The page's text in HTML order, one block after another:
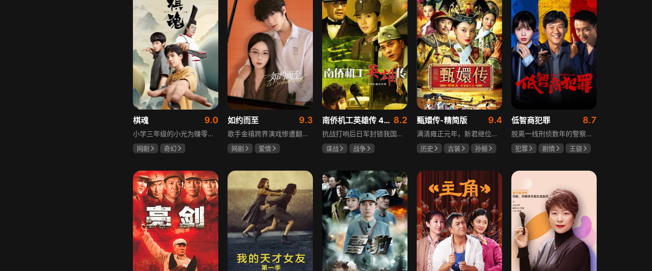
棋魂 9.0
小学三年级的小光为赚零用钱到爷爷家寻宝，偶然翻出旧棋盘，接触棋盘的一瞬间，附身棋盘中的棋士褚嬴的灵魂进入了小光体内。后来小光在学校围棋会所结识少年天才小亮，为测试褚嬴实力，小光贸然与小亮对弈并小胜，他误以为褚嬴棋力平平，小亮却大受打击。数日后小亮再次挑战，再次惨败在褚嬴手下，二人从此成了相爱相杀的棋坛宿敌。在褚嬴指导下，小光进步神速，逐渐对围棋产生兴趣，最终在全国大赛与小亮激战中，褚嬴下出绝妙一局，小光却看出更高一着，终于在自己努力、褚嬴帮助和与小亮的磨练中，独立对弈，燃起真正的棋魂。
网剧
奇幻
如约而至 9.3
歌手金禧跨界演戏惨遭翻车，全网群嘲演技拉胯！不服输的他另辟蹊径，转行试水音乐剧，誓要逆袭打脸。机缘巧合下，他对高冷硬核的金牌音乐剧导演宁瑾一见心动，两人意外留下暧昧一吻，转头试镜现场再度狭路相逢。 宁瑾本就抵触偶像跨界，对半路空降的流量新人金禧百般严苛，花式魔鬼训练轮番上线。金禧顶住剧团前辈排挤、同行暗算、舆论刁难等重重危机，日夜苦练打磨演技，慢慢褪去偶像光环、解锁真实自我，一点点打动高冷导演和剧团众人。 一路走来，二人历经误会争执、事业危机、亲情心结、分手磨合多重考验，在并肩拯救濒临倒闭的剧团、携手打磨《倩女幽魂》剧目、共渡舞台难关的过程中，情愫渐生、双向治愈。最终剧目首演大获成功，叛逆
网剧
爱情
南侨机工英雄传 43集版 8.2
抗战打响后日军封锁我国运输路线，神鼓滇缅公路撑起抗战后勤补给，因急缺司机和技工，三千余名南洋华侨毅然归国共赴国难。方家兄弟是典型代表，大哥方天海表面投靠日军实为中共地下工作者，委曲求全游走生死间；弟弟方千树从纨绔子弟成长为抗日战士。剧集以真实历史为背景，展现华侨爱国情怀与民族大义。
谍战
战争
甄嬛传-精简版 9.4
满清雍正元年，新君继位后朝堂看似祥和实则暗流涌动，后宫华妃与皇后分庭抗礼，各方势力裹挟其中凶险异常，太后主持选秀拉开帷幕，大理寺少卿甄远道长女甄嬛意外得雍正赏识步入皇宫，在皇后与华妃的夹击下，甄嬛小心周旋忍辱负重，不得不用智慧保护自己，一次次卷入残酷宫闱斗争。
历史 古装
孙俪
低智商犯罪 8.7
脱离一线刑侦数年的警察张一昂，因省厅匿名举报信被派往三江口调查。他刚到就遇刑警队长被害，洗清嫌疑时意外抓获连环杀人案凶手，迅速建立声望。张一昂锁定当地富商周荣团伙，蠢贼间勾心斗角的蝴蝶效应助警方屡建奇功，最终查明同僚遇害真相，让真凶落网。剧集以喜剧风格展现刑侦故事，充满黑色幽默。
犯罪 剧情
王骁